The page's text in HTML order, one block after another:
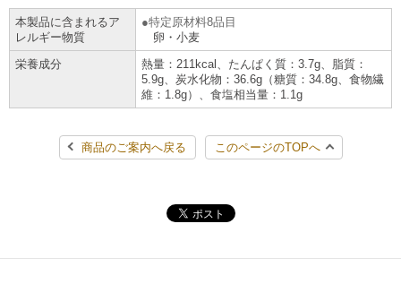
チケット
各種料金のお支払い
CNプレイガイド
国内店舗数
セブン‐イレブンの海外事業
4VISIONS
サステナビリティニュース
サステナビリティレポート
Language
English (Corporate)
English (Services)
简体中文(服务)
한국어(서비스)
本製品に含まれるア
レルギー物質
特定原材料8品目
卵・小麦
栄養成分
熱量：211kcal、たんぱく質：3.7g、脂質：
5.9g、炭水化物：36.6g（糖質：34.8g、食物繊
維：1.8g）、食塩相当量：1.1g
商品のご案内へ戻る このページのTOPへ